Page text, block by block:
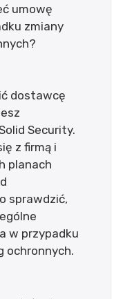
umowę
zmiany
dostawcę
Security.
z firmą i
planach
sprawdzić,
w przypadku
ochronnych.